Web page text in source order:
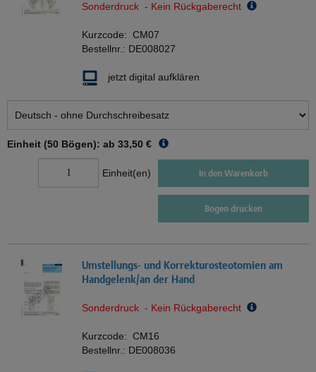
Sonderdruck - Kein Rückgaberecht
Kurzcode: CM07
Bestellnr.: DE008027
jetzt digital aufklären
Einheit (50 Bögen): ab 33,50 €
Einheit(en) In den Warenkorb
Bogen drucken
Umstellungs- und Korrekturosteotomien am
Handgelenk/an der Hand
Sonderdruck - Kein Rückgaberecht
Kurzcode: CM16
Bestellnr.: DE008036